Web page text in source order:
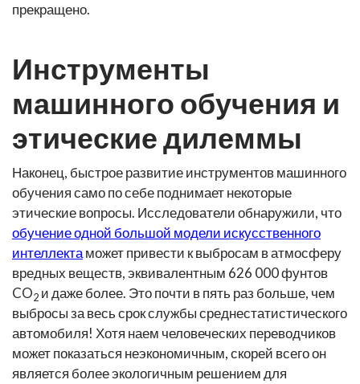
прекращено.
Инструменты
машинного обучения и
этические дилеммы
Наконец, быстрое развитие инструментов машинного
обучения само по себе поднимает некоторые
этические вопросы. Исследователи обнаружили, что
обучение одной большой модели искусственного
интеллектаможет привести к выбросам в атмосферу
вредных веществ, эквивалентным 626 000 фунтов
CO2 и даже более. Это почти в пять раз больше, чем
выбросы за весь срок службы среднестатистического
автомобиля! Хотя наем человеческих переводчиков
может показаться неэкономичным, скорей всего он
является более экологичным решением для